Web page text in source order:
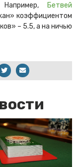
Бетвей
коэффициентом
– 5.5, а на ничью